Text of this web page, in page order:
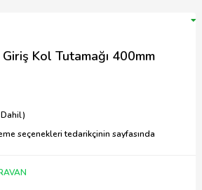
Kol Tutamağı 400mm
seçenekleri tedarikçinin sayfasında